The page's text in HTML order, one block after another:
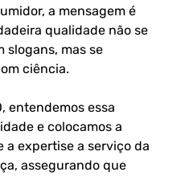
a mensagem é
qualidade não se
slogans, mas se
ciência.
entendemos essa
e colocamos a
a expertise a serviço da
assegurando que